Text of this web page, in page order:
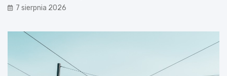
7 sierpnia 2026